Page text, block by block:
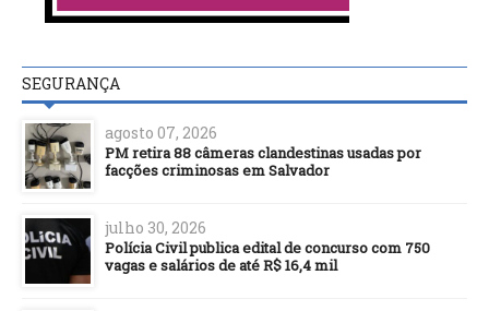
SEGURANÇA
agosto 07, 2026
PM retira 88 câmeras clandestinas usadas por
facções criminosas em Salvador
julho 30, 2026
Polícia Civil publica edital de concurso com 750
vagas e salários de até R$ 16,4 mil